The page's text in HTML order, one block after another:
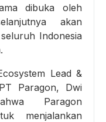
dibuka oleh
akan
Indonesia
Lead &
Paragon, Dwi
Paragon
menjalankan